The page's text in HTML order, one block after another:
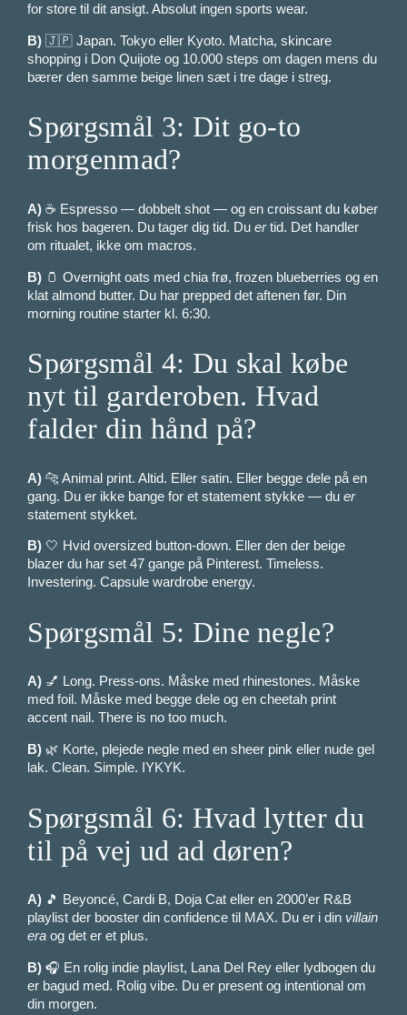
for store til dit ansigt. Absolut ingen sports wear.
B) 🇯🇵 Japan. Tokyo eller Kyoto. Matcha, skincare
shopping i Don Quijote og 10.000 steps om dagen mens du
bærer den samme beige linen sæt i tre dage i streg.
Spørgsmål 3: Dit go-to
morgenmad?
A) ☕ Espresso — dobbelt shot — og en croissant du køber
frisk hos bageren. Du tager dig tid. Duertid. Det handler
om ritualet, ikke om macros.
B) 🫙 Overnight oats med chia frø, frozen blueberries og en
klat almond butter. Du har prepped det aftenen før. Din
morning routine starter kl. 6:30.
Spørgsmål 4: Du skal købe
nyt til garderoben. Hvad
falder din hånd på?
A) 🐆 Animal print. Altid. Eller satin. Eller begge dele på en
gang. Du er ikke bange for et statement stykke — duer
statement stykket.
B) 🤍 Hvid oversized button-down. Eller den der beige
blazer du har set 47 gange på Pinterest. Timeless.
Investering. Capsule wardrobe energy.
Spørgsmål 5: Dine negle?
A) 💅 Long. Press-ons. Måske med rhinestones. Måske
med foil. Måske med begge dele og en cheetah print
accent nail. There is no too much.
B) 🌿 Korte, plejede negle med en sheer pink eller nude gel
lak. Clean. Simple. IYKYK.
Spørgsmål 6: Hvad lytter du
til på vej ud ad døren?
A) 🎵 Beyoncé, Cardi B, Doja Cat eller en 2000’er R&B
playlist der booster din confidence til MAX. Du er i din villain
era og det er et plus.
B) 🎧 En rolig indie playlist, Lana Del Rey eller lydbogen du
er bagud med. Rolig vibe. Du er present og intentional om
din morgen.